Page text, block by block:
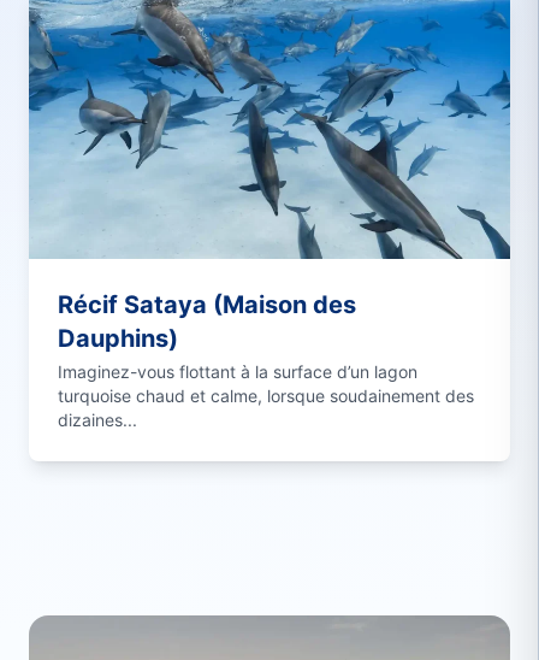
Récif Sataya (Maison des
Dauphins)
Imaginez-vous flottant à la surface d’un lagon
turquoise chaud et calme, lorsque soudainement des
dizaines...